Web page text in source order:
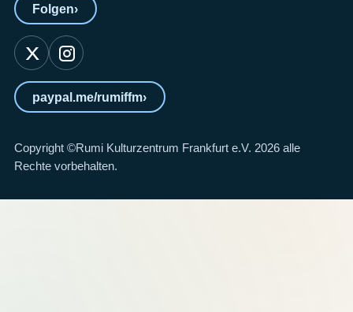
Folgen›
paypal.me/rumiffm›
Copyright ©Rumi Kulturzentrum Frankfurt e.V. 2026 alle
Rechte vorbehalten.